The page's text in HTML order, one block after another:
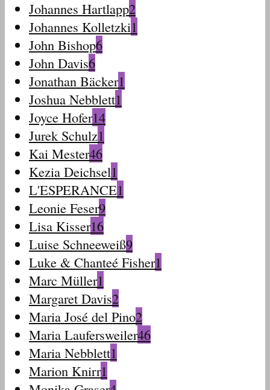
Johannes Hartlapp2
Johannes Kolletzki1
John Bishop6
John Davis6
Jonathan Bäcker1
Joshua Nebblett1
Joyce Hofer14
Jurek Schulz1
Kai Mester46
Kezia Deichsel1
L'ESPERANCE1
Leonie Feser9
Lisa Kisser16
Luise Schneeweiß9
Luke & Chanteé Fisher1
Marc Müller1
Margaret Davis2
Maria José del Pino2
Maria Laufersweiler46
Maria Nebblett1
Marion Knirr1